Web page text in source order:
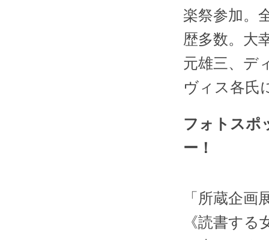
楽祭参加。
歴多数。大
元雄三、デ
ヴィス各氏
フォトスポ
ー！
「所蔵企
《読書す